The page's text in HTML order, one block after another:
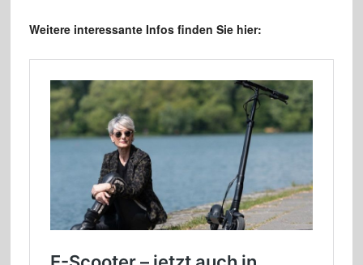
Weitere interessante Infos finden Sie hier: